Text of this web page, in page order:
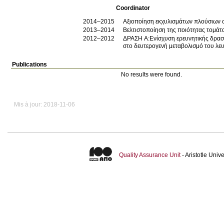
Coordinator
2014–2015
Αξιοποίηση εκχυλισμάτων
2013–2014
Βελτιστοποίηση της ποιότητας
2012–2012
ΔΡΑΣΗ Α:Ενίσχυση ερευνητικής δραστηριότητας στη
στο δευτερογενή μεταβολισμό του
Publications
No results were found.
Mis à jour: 2018-11-06
Quality Assurance Unit- Aristotle